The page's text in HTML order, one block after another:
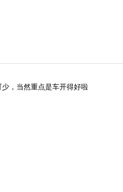
，当然重点是车开得好啦